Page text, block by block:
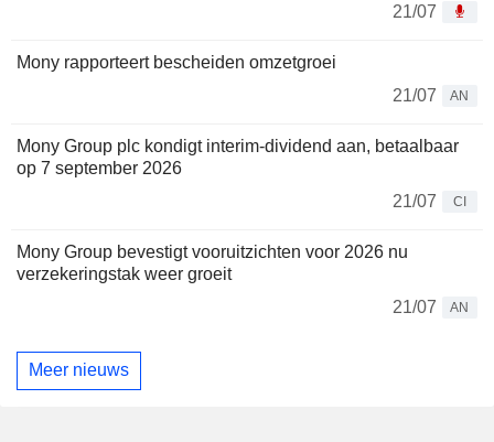
21/07
Mony rapporteert bescheiden omzetgroei
21/07
AN
Mony Group plc kondigt interim-dividend aan, betaalbaar
op 7 september 2026
21/07
CI
Mony Group bevestigt vooruitzichten voor 2026 nu
verzekeringstak weer groeit
21/07
AN
Meer nieuws